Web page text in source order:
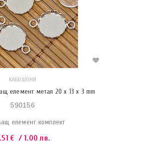
КАБОШОНИ
елемент метал 20 x 13 x 3 mm
590156
елемент комплект
€ / 1.00 лв.